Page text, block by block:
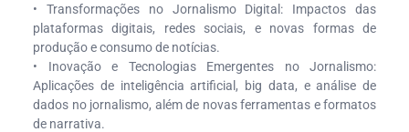
• Transformações no Jornalismo Digital: Impactos das
plataformas digitais, redes sociais, e novas formas de
produção e consumo de notícias.
• Inovação e Tecnologias Emergentes no Jornalismo:
Aplicações de inteligência artificial, big data, e análise de
dados no jornalismo, além de novas ferramentas e formatos
de narrativa.